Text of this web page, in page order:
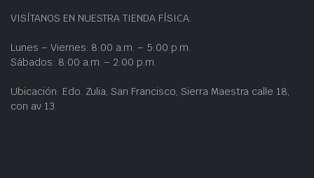
VISÍTANOS EN NUESTRA TIENDA FÍSICA:
Lunes – Viernes: 8:00 a.m. – 5:00 p.m.
Sábados: 8:00 a.m. – 2:00 p.m.
Ubicación: Edo. Zulia, San Francisco, Sierra Maestra calle 18,
con av 13.